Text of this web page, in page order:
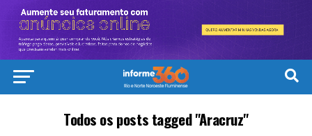
Todos os posts tagged "Aracruz"